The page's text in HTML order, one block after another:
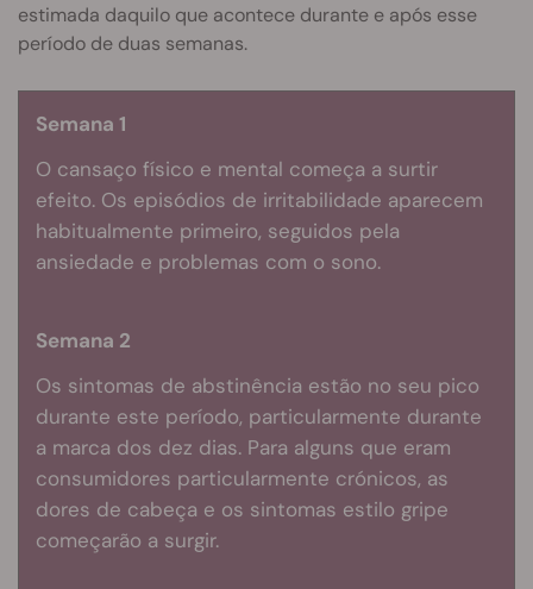
estimada daquilo que acontece durante e após esse
período de duas semanas.
Semana 1
O cansaço físico e mental começa a surtir
efeito. Os episódios de irritabilidade aparecem
habitualmente primeiro, seguidos pela
ansiedade e problemas com o sono.
Semana 2
Os sintomas de abstinência estão no seu pico
durante este período, particularmente durante
a marca dos dez dias. Para alguns que eram
consumidores particularmente crónicos, as
dores de cabeça e os sintomas estilo gripe
começarão a surgir.